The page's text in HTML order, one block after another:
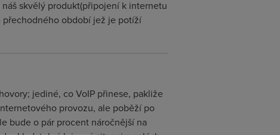
skvělý produkt(připojení k internetu
přechodného období jež je potíží
jediné, co VoIP přinese, pakliže
provozu, ale poběží po
bude o pár procent náročnější na